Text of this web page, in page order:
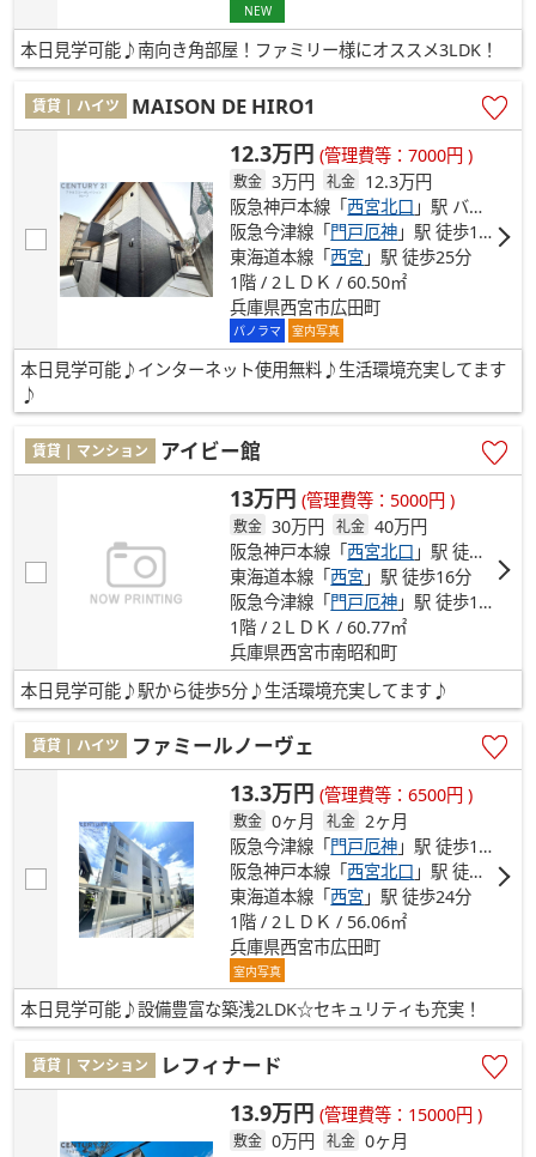
NEW
本日見学可能♪南向き角部屋！ファミリー様にオススメ3LDK！
賃貸 | ハイツ MAISON DE HIRO1
12.3万円 (管理費等：7000円 )
敷金 3万円 礼金 12.3万円
阪急神戸本線「西宮北口 」駅 バス16分 「高座町」 停歩2分
阪急今津線「門戸厄神 」駅 徒歩17分
東海道本線「西宮 」駅 徒歩25分
1階 / 2ＬＤＫ / 60.50㎡
兵庫県西宮市広田町
パノラマ 室内写真
本日見学可能♪インターネット使用無料♪生活環境充実してます
♪
賃貸 | マンション アイビー館
13万円 (管理費等：5000円 )
敷金 30万円 礼金 40万円
阪急神戸本線「西宮北口 」駅 徒歩5分
東海道本線「西宮 」駅 徒歩16分
阪急今津線「門戸厄神 」駅 徒歩19分
1階 / 2ＬＤＫ / 60.77㎡
兵庫県西宮市南昭和町
本日見学可能♪駅から徒歩5分♪生活環境充実してます♪
賃貸 | ハイツ ファミールノーヴェ
13.3万円 (管理費等：6500円 )
敷金 0ヶ月 礼金 2ヶ月
阪急今津線「 門戸厄神 」駅 徒歩16分
阪急神戸本線「西宮北口 」駅 徒歩21分
東海道本線「西宮 」駅 徒歩24分
1階 / 2ＬＤＫ / 56.06㎡
兵庫県西宮市広田町
室内写真
本日見学可能♪設備豊富な築浅2LDK☆セキュリティも充実！
賃貸 | マンション レフィナード
13.9万円 (管理費等：15000円 )
敷金 0万円 礼金 0ヶ月